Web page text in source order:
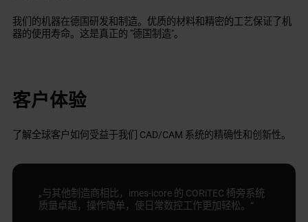
我们的机器在德国研发和制造。优质的材料和精密的工艺保证了机
器的使用寿命。这是真正的 "德国制造"。
客户体验
了解全球客户如何受益于我们 CAD/CAM 系统的精确性和创新性。
„与其他制造商相比，imes-icore 的 CORiTEC 椅旁系统
质量卓越，操作简单，使日常数控工作更加轻松。“